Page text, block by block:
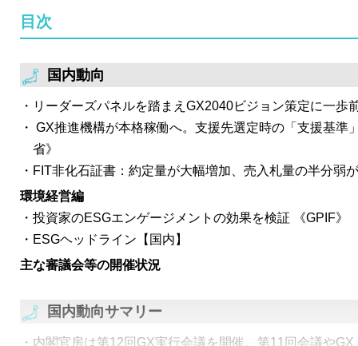
国土交通省は、民間投資による良質な都市緑地の確保に
く、民間の投資や活動を誘導しその取組を評価・認定す
を議論。
目次
国内動向
リーダーズパネルを踏まえGX2040ビジョン策定に一歩
GX推進機構が本格稼働へ。支援先選定時の「支援基準
省》
FIT非化石証書：約定量が大幅増加、売入札量の半分弱
環境経営編
投資家のESGエンゲージメントの効果を検証 《GPIF》
ESGヘッドライン【国内】
主な審議会等の開催状況
国内動向サマリー
内閣官房は第12回GX実行会議を開催。第11回会議や